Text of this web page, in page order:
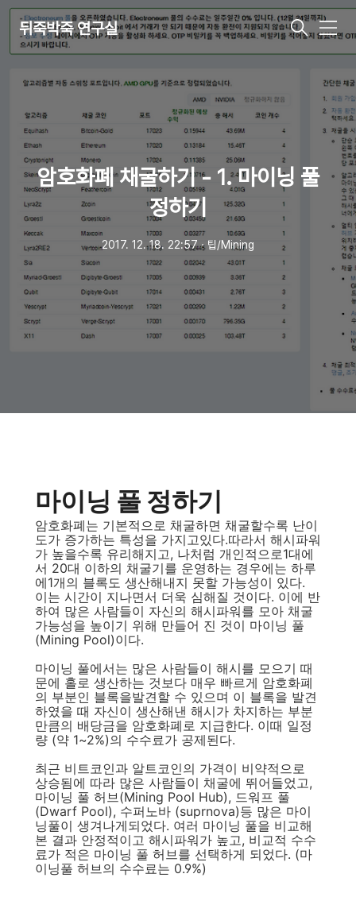
뒤죽박죽 연구실
메
암호화폐 채굴하기 - 1. 마이닝 풀
정하기
2017. 12. 18. 22:57ㆍ 팁/Mining
마이닝 풀 정하기
암호화폐는 기본적으로 채굴하면 채굴할수록 난이
도가 증가하는 특성을 가지고있다.따라서 해시파워
가 높을수록 유리해지고, 나처럼 개인적으로1대에
서 20대 이하의 채굴기를 운영하는 경우에는 하루
에1개의 블록도 생산해내지 못할 가능성이 있다.
이는 시간이 지나면서 더욱 심해질 것이다. 이에 반
하여 많은 사람들이 자신의 해시파워를 모아 채굴
가능성을 높이기 위해 만들어 진 것이 마이닝 풀
(Mining Pool)이다.
마이닝 풀에서는 많은 사람들이 해시를 모으기 때
문에 홀로 생산하는 것보다 매우 빠르게 암호화폐
의 부분인 블록을발견할 수 있으며 이 블록을 발견
하였을 때 자신이 생산해낸 해시가 차지하는 부분
만큼의 배당금을 암호화폐로 지급한다. 이때 일정
량 (약 1~2%)의 수수료가 공제된다.
최근 비트코인과 알트코인의 가격이 비약적으로
상승됨에 따라 많은 사람들이 채굴에 뛰어들었고,
마이닝 풀 허브(Mining Pool Hub), 드워프 풀
(Dwarf Pool), 수퍼노바 (suprnova)등 많은 마이
닝풀이 생겨나게되었다. 여러 마이닝 풀을 비교해
본 결과 안정적이고 해시파워가 높고, 비교적 수수
료가 적은 마이닝 풀 허브를 선택하게 되었다. (마
이닝풀 허브의 수수료는 0.9%)